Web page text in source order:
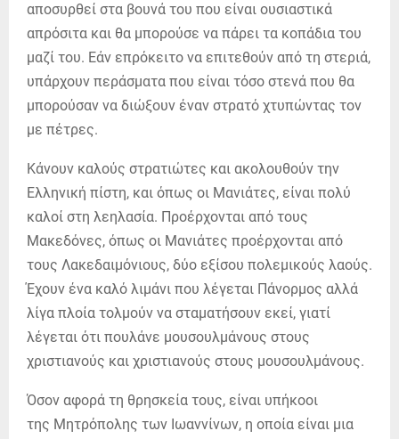
αποσυρθεί στα βουνά του που είναι ουσιαστικά
απρόσιτα και θα μπορούσε να πάρει τα κοπάδια του
μαζί του. Εάν επρόκειτο να επιτεθούν από τη στεριά,
υπάρχουν περάσματα που είναι τόσο στενά που θα
μπορούσαν να διώξουν έναν στρατό χτυπώντας τον
με πέτρες.
Κάνουν καλούς στρατιώτες και ακολουθούν την
Ελληνική πίστη, και όπως οι Μανιάτες, είναι πολύ
καλοί στη λεηλασία. Προέρχονται από τους
Μακεδόνες, όπως οι Μανιάτες προέρχονται από
τους Λακεδαιμόνιους, δύο εξίσου πολεμικούς λαούς.
Έχουν ένα καλό λιμάνι που λέγεται Πάνορμος αλλά
λίγα πλοία τολμούν να σταματήσουν εκεί, γιατί
λέγεται ότι πουλάνε μουσουλμάνους στους
χριστιανούς και χριστιανούς στους μουσουλμάνους.
Όσον αφορά τη θρησκεία τους, είναι υπήκοοι
της Μητρόπολης των Ιωαννίνων, η οποία είναι μια